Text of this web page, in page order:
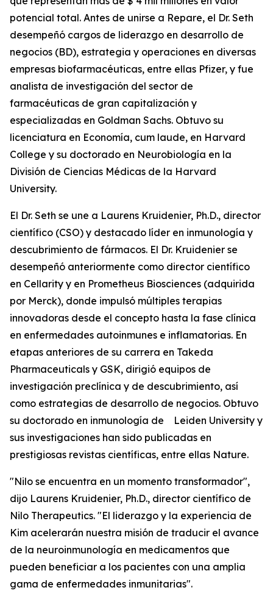
potencial total. Antes de unirse a Repare, el Dr. Seth
desempeñó cargos de liderazgo en desarrollo de
negocios (BD), estrategia y operaciones en diversas
empresas biofarmacéuticas, entre ellas Pfizer, y fue
analista de investigación del sector de
farmacéuticas de gran capitalización y
especializadas en Goldman Sachs. Obtuvo su
licenciatura en Economía, cum laude, en Harvard
College y su doctorado en Neurobiología en la
División de Ciencias Médicas de la Harvard
University.
El Dr. Seth se une a Laurens Kruidenier, Ph.D., director
científico (CSO) y destacado líder en inmunología y
descubrimiento de fármacos. El Dr. Kruidenier se
desempeñó anteriormente como director científico
en Cellarity y en Prometheus Biosciences (adquirida
por Merck), donde impulsó múltiples terapias
innovadoras desde el concepto hasta la fase clínica
en enfermedades autoinmunes e inflamatorias. En
etapas anteriores de su carrera en Takeda
Pharmaceuticals y GSK, dirigió equipos de
investigación preclínica y de descubrimiento, así
como estrategias de desarrollo de negocios. Obtuvo
su doctorado en inmunología de Leiden University y
sus investigaciones han sido publicadas en
prestigiosas revistas científicas, entre ellas Nature.
"Nilo se encuentra en un momento transformador",
dijo Laurens Kruidenier, Ph.D., director científico de
Nilo Therapeutics. "El liderazgo y la experiencia de
Kim acelerarán nuestra misión de traducir el avance
de la neuroinmunología en medicamentos que
pueden beneficiar a los pacientes con una amplia
gama de enfermedades inmunitarias".